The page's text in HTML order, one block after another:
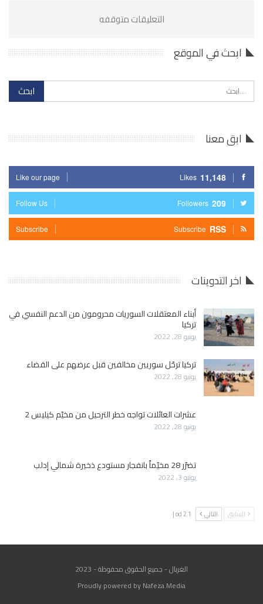
التعليقات متوقفه
ابحث في الموقع
ابق معنا
11,148
Likes
Like our page
209
Followers
Follow Us
RSS
Subscribe
Subscribe
اخر التدوينات
أبناء المعتقلات السوريات محرومون من الدعم النفسي في
تركيا
يونيو 28, 2022
تركيا ترحّل سوريين مخالفين قبل عرضهم على القضاء
يونيو 28, 2022
عشرات العائلات تواجه خطر الترحيل من مخيّم كيليس 2
يونيو 28, 2022
تضرّر 28 مخيّماً بانفجار مستودع ذخيرة شمالي إدلب
يونيو 3, 2022
السابق التالي 1 od 2 |
الغربال - جميع الحقوق محفوظة - 2023
Proudly powered by Nafeza Media